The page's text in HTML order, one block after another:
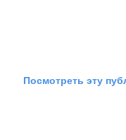
Посмотреть эту